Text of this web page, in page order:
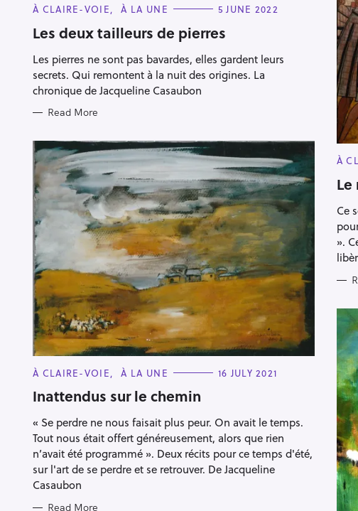
C
T
E
O
R
I
E
S
À CLAIRE-VOIE À LA UNE 5 JUNE 2022
Les deux tailleurs de pierres
Les pierres ne sont pas bavardes, elles gardent leurs
secrets. Qui remontent à la nuit des origines. La
chronique de Jacqueline Casaubon
Read More
C
T
E
O
R
I
E
S
À
Ce
».
C
T
E
O
R
I
E
S
À CLAIRE-VOIE À LA UNE 16 JULY 2021
Inattendus sur le chemin
« Se perdre ne nous faisait plus peur. On avait le temps.
Tout nous était offert généreusement, alors que rien
n’avait été programmé ». Deux récits pour ce temps d'été,
sur l'art de se perdre et se retrouver. De Jacqueline
Casaubon
Read More
S
e
a